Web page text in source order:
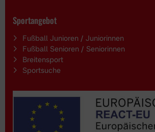
Sportangebot
Fußball Junioren / Juniorinnen
Fußball Senioren / Seniorinnen
Breitensport
Sportsuche